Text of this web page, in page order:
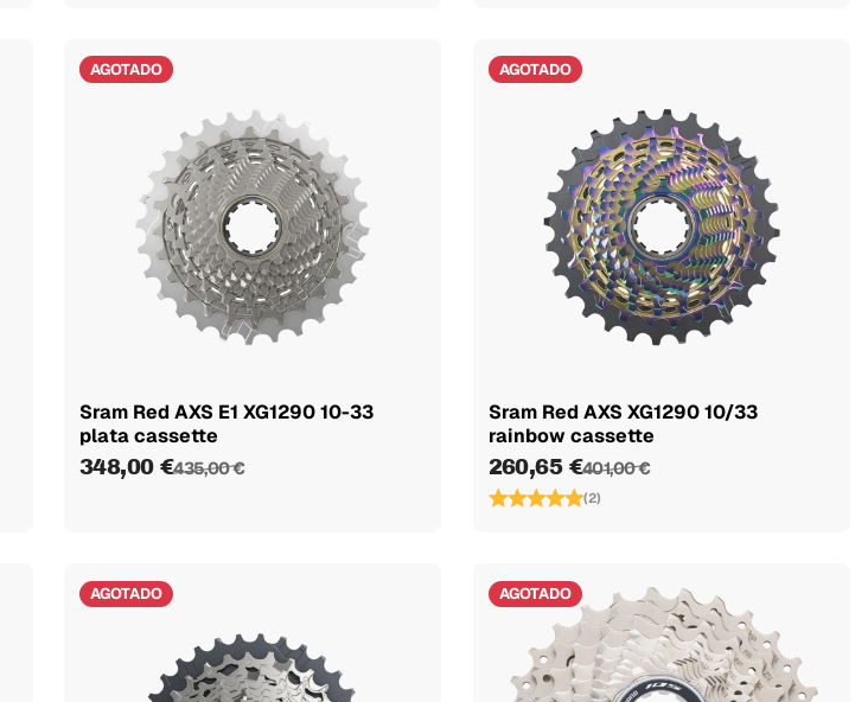
AGOTADO
Sram Red AXS E1 XG1290 10-33
plata cassette
348,00 €435,00 €
AGOTADO
Sram Red AXS XG1290 10/33
rainbow cassette
260,65 €401,00 €
(2)
AGOTADO AGOTADO